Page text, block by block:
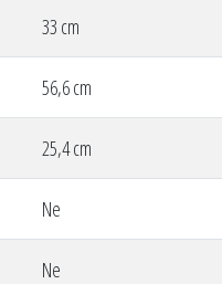
33 cm
56,6 cm
25,4 cm
Ne
Ne